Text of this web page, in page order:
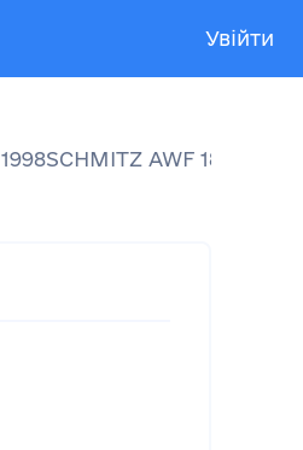
Увійти
1998SCHMITZ AWF 18